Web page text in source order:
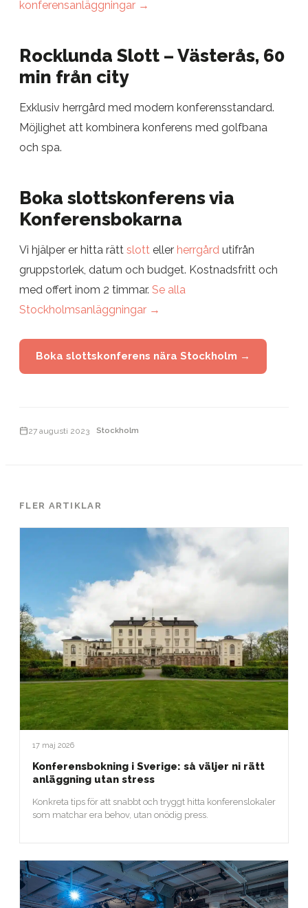
konferensanläggningar →
Rocklunda Slott – Västerås, 60
min från city
Exklusiv herrgård med modern konferensstandard.
Möjlighet att kombinera konferens med golfbana
och spa.
Boka slottskonferens via
Konferensbokarna
Vi hjälper er hitta rätt slott eller herrgård utifrån
gruppstorlek, datum och budget. Kostnadsfritt och
med offert inom 2 timmar. Se alla
Stockholmsanläggningar →
Boka slottskonferens nära Stockholm →
27 augusti 2023 Stockholm
FLER ARTIKLAR
17 maj 2026
Konferensbokning i Sverige: så väljer ni rätt
anläggning utan stress
Konkreta tips för att snabbt och tryggt hitta konferenslokaler
som matchar era behov, utan onödig press.